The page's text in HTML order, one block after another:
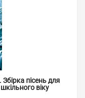
пісень для
віку